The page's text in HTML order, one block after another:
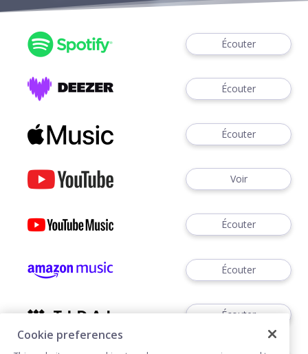
Écouter
Écouter
Écouter
Voir
Écouter
Écouter
Écouter
Cookie preferences